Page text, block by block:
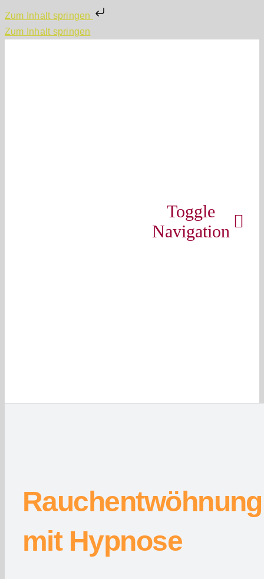
Zum Inhalt springen
Zum Inhalt springen
Toggle
Navigation
Rauchentwöhnung
mit Hypnose